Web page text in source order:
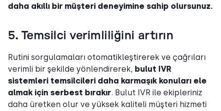
daha akıllı bir müşteri deneyimine sahip olursunuz.
5. Temsilci verimliliğini artırın
Rutini sorgulamaları otomatikleştirerek ve çağrıları
verimli bir şekilde yönlendirerek, bulut IVR
sistemleri temsilcileri daha karmaşık konuları ele
almak için serbest bırakır. Bulut IVR ile ekipleriniz
daha üretken olur ve yüksek kaliteli müşteri hizmeti